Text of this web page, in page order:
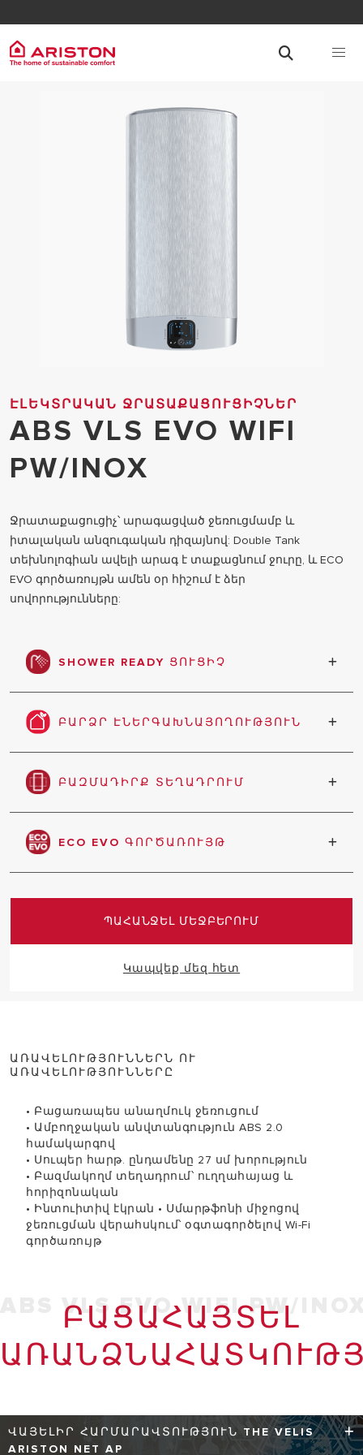
ԷԼԵԿՏՐԱԿԱՆ ՋՐԱՏԱՔԱՑՈՒՑԻՉՆԵՐ
ABS VLS EVO WIFI
PW/INOX
Ջրատաքացուցիչ՝ արագացված ջեռուցմամբ և
իտալական անզուգական դիզայնով: Double Tank
տեխնոլոգիան ավելի արագ է տաքացնում ջուրը, և ECO
EVO գործառույթն ամեն օր հիշում է ձեր
սովորությունները:
SHOWER READY ՑՈՒՑԻՉ
Նշում է, երբ կա բավարար տաք ջուր ցնցուղ
ընդունելու համար:
ԲԱՐՁՐ ԷՆԵՐԳԱԽՆԱՅՈՂՈՒԹՅՈՒՆ
Բարձր էներգաարդյունավետություն, ցածր
էներգիայի սպառում և քիչ արտանետում
ԲԱԶՄԱԴԻՐՔ ՏԵՂԱԴՐՈՒՄ
Ջրատաքացուցիչը կարող է տեղադրվել
հորիզոնական և ուղղահայաց
ECO EVO ԳՈՐԾԱՌՈՒՅԹ
Մինչև 14% էներգախնայում
ՊԱՀԱՆՋԵԼ ՄԵՋԲԵՐՈՒՄ
Կապվեք մեզ հետ
ԱՌԱՎԵԼՈՒԹՅՈՒՆՆԵՐՆ ՈՒ
ԱՌԱՎԵԼՈՒԹՅՈՒՆՆԵՐԸ
• Բացառապես անաղմուկ ջեռուցում
• Ամբողջական անվտանգություն ABS 2.0
համակարգով
• Սուպեր հարթ. ընդամենը 27 սմ խորություն
• Բազմակողմ տեղադրում՝ ուղղահայաց և
հորիզոնական
• Ինտուիտիվ էկրան • Սմարթֆոնի միջոցով
ջեռուցման վերահսկում՝ օգտագործելով Wi-Fi
գործառույթ
ABS VLS EVO WIFI PW/
ԲԱՑԱՀԱՅՏԵԼ
ՎԱՅԵԼԻՐ ՀԱՐՄԱՐԱՎՏՈՒԹՅՈՒՆ THE VELIS
ARISTON NET AP